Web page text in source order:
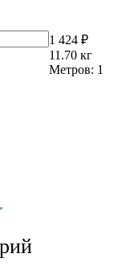
1 424 ₽
11.70 кг
Метров: 1